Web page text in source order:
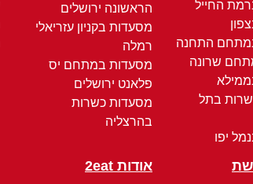
החייל
התחנה
שרונה
בתל
יפו
הראשונה ירושלים
מסעדות בקניון עזריאלי
רמלה
מסעדות במתחם יס
פלאנט ירושלים
מסעדות כשרות
בהרצליה
אודות 2eat